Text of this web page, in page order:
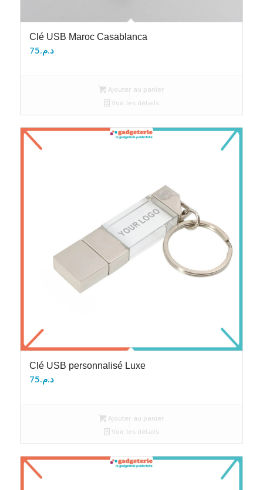
Clé USB Maroc Casablanca
د.م.75
Ajouter au panier
Voir les détails
Clé USB personnalisé Luxe
د.م.75
Ajouter au panier
Voir les détails